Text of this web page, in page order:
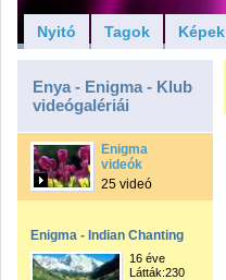
Nyitó Tagok Képek
Enya - Enigma - Klub
videógalériái
Enigma
videók
25 videó
Enigma - Indian Chanting
16 éve
Látták:230